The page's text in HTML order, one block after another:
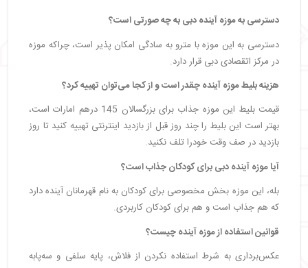
دسترسی به موزه آینده دبی به چه صورتی است؟
دسترسی به این موزه با مترو به سادگی امکان پذیر است، چراکه موزه
در مرکز اتقصادی دبی قرار دارد.
هزینه بلیط موزه آینده چقدر است و از کجا می‌توان تهییه کرد؟
قیمت بلیط این موزه جذاب برای بزرگسالان 145 درهم امارات است،
بهتر است این بلیط را چند روز قبل از بازدید اینترنتی تهییه کنید تا روز
بازدید در صف وقت خودرا تلف نکنید.
آیا موزه آینده دبی برای کودکان جذاب است؟
بله، این موزه بخش مخصوصی برای کودکان به نام قهرمانان آینده دارد
که هم جذاب است و هم برای کودکان کاربردی.
قوانین استفاده از موزه آینده چیست؟
عکس‌برداری به شرط استفاده نکردن از فلاش، پایه سلفی و سه‌پابه